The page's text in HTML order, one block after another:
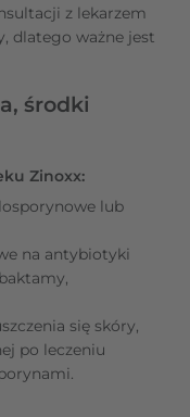
z lekarzem
dlatego ważne jest
środki
Zinoxx:
lub
na antybiotyki
się skóry,
po leczeniu